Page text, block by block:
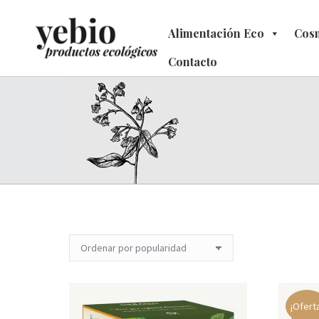
Alimentación Eco
Contacto
Alimentación Eco
Contacto